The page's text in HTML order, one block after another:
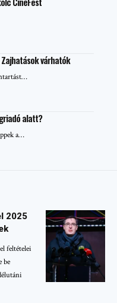
várhatók
alatt?
a…
2025
feltételei
be